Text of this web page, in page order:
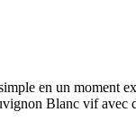
en un moment
Blanc vif